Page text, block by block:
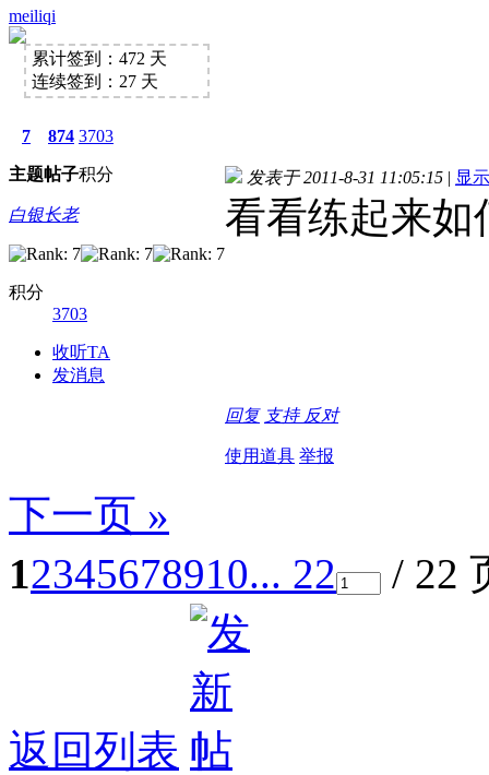
meiliqi
累计签到：472 天
连续签到：27 天
7
主题
874
帖子
3703
积分
白银长老
积分
3703
收听TA
发消息
发表于 2011-8-31 11:05:15 | 显
看看练起来如
回复 支持 反对
使用道具 举报
下一页 »
12345678910... 22 / 22
返回列表